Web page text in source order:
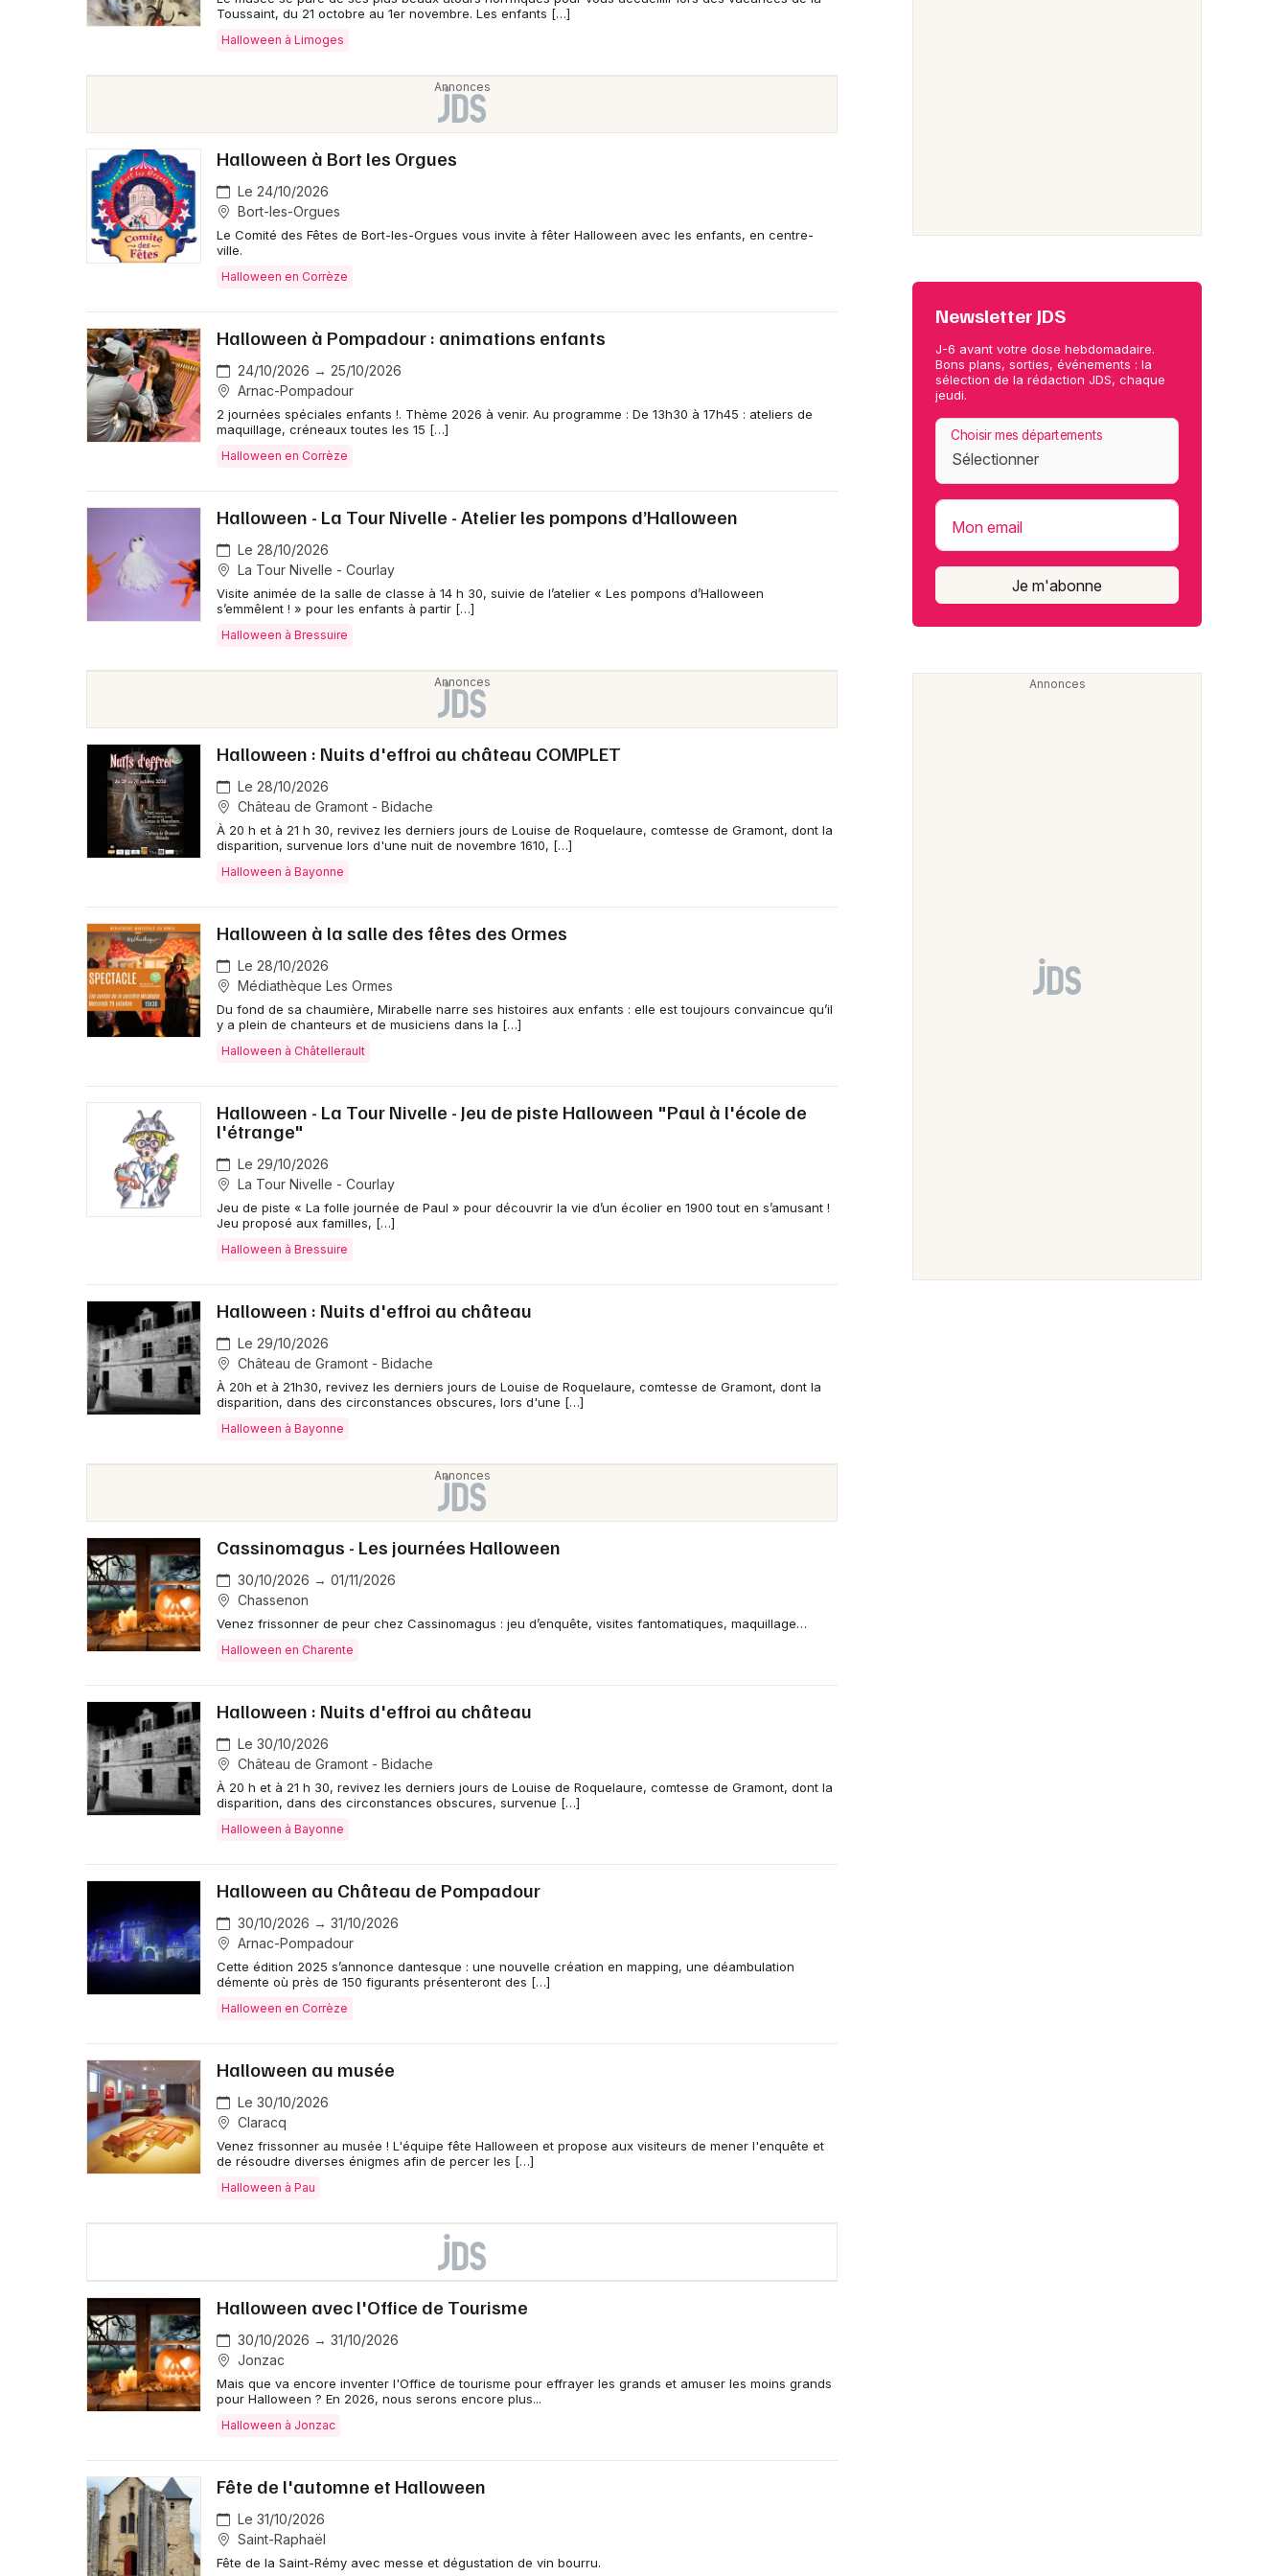
Artistes en tournée
Toussaint, du 21 octobre au 1er novembre. Les enfants […]
Halloween à Limoges
Halloween à Bort les Orgues
Le 24/10/2026
Bort-les-Orgues
Le Comité des Fêtes de Bort-les-Orgues vous invite à fêter Halloween avec les enfants, en centre-
ville.
Halloween en Corrèze
Halloween à Pompadour : animations enfants
24/10/2026 → 25/10/2026
Arnac-Pompadour
2 journées spéciales enfants !. Thème 2026 à venir. Au programme : De 13h30 à 17h45 : ateliers de
maquillage, créneaux toutes les 15 […]
Halloween en Corrèze
Halloween - La Tour Nivelle - Atelier les pompons d’Halloween
Le 28/10/2026
La Tour Nivelle - Courlay
Visite animée de la salle de classe à 14 h 30, suivie de l’atelier « Les pompons d’Halloween
s’emmêlent ! » pour les enfants à partir […]
Halloween à Bressuire
Halloween : Nuits d'effroi au château COMPLET
Le 28/10/2026
Château de Gramont - Bidache
À 20 h et à 21 h 30, revivez les derniers jours de Louise de Roquelaure, comtesse de Gramont, dont la
disparition, survenue lors d'une nuit de novembre 1610, […]
Halloween à Bayonne
Halloween à la salle des fêtes des Ormes
Le 28/10/2026
Médiathèque Les Ormes
Du fond de sa chaumière, Mirabelle narre ses histoires aux enfants : elle est toujours convaincue qu’il
y a plein de chanteurs et de musiciens dans la […]
Halloween à Châtellerault
Halloween - La Tour Nivelle - Jeu de piste Halloween "Paul à l'école de
l'étrange"
Le 29/10/2026
La Tour Nivelle - Courlay
Jeu de piste « La folle journée de Paul » pour découvrir la vie d’un écolier en 1900 tout en s’amusant !
Jeu proposé aux familles, […]
Halloween à Bressuire
Halloween : Nuits d'effroi au château
Le 29/10/2026
Château de Gramont - Bidache
À 20h et à 21h30, revivez les derniers jours de Louise de Roquelaure, comtesse de Gramont, dont la
disparition, dans des circonstances obscures, lors d'une […]
Halloween à Bayonne
Cassinomagus - Les journées Halloween
30/10/2026 → 01/11/2026
Chassenon
Venez frissonner de peur chez Cassinomagus : jeu d’enquête, visites fantomatiques, maquillage…
Halloween en Charente
Halloween : Nuits d'effroi au château
Le 30/10/2026
Château de Gramont - Bidache
À 20 h et à 21 h 30, revivez les derniers jours de Louise de Roquelaure, comtesse de Gramont, dont la
disparition, dans des circonstances obscures, survenue […]
Halloween à Bayonne
Halloween au Château de Pompadour
30/10/2026 → 31/10/2026
Arnac-Pompadour
Cette édition 2025 s’annonce dantesque : une nouvelle création en mapping, une déambulation
démente où près de 150 figurants présenteront des […]
Halloween en Corrèze
Halloween au musée
Le 30/10/2026
Claracq
Venez frissonner au musée ! L'équipe fête Halloween et propose aux visiteurs de mener l'enquête et
de résoudre diverses énigmes afin de percer les […]
Halloween à Pau
Halloween avec l'Office de Tourisme
30/10/2026 → 31/10/2026
Jonzac
Mais que va encore inventer l'Office de tourisme pour effrayer les grands et amuser les moins grands
pour Halloween ? En 2026, nous serons encore plus...
Halloween à Jonzac
Fête de l'automne et Halloween
Le 31/10/2026
Saint-Raphaël
Fête de la Saint-Rémy avec messe et dégustation de vin bourru.
Newsletter JDS
J-6 avant votre dose hebdomadaire.
Bons plans, sorties, événements : la
sélection de la rédaction JDS, chaque
jeudi.
Choisir mes départements
Mon email
Je m'abonne